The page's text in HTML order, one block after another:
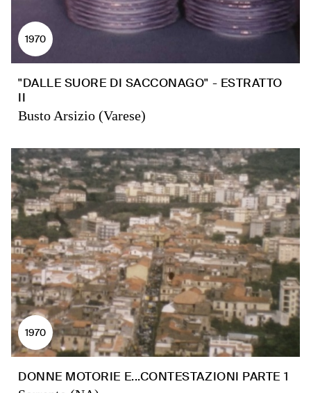
1970
"DALLE SUORE DI SACCONAGO" - ESTRATTO
II
Busto Arsizio (Varese)
1970
DONNE MOTORIE E...CONTESTAZIONI PARTE 1